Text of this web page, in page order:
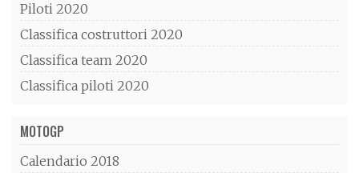
Piloti 2020
Classifica costruttori 2020
Classifica team 2020
Classifica piloti 2020
MOTOGP
Calendario 2018